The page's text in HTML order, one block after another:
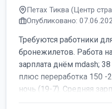
Петах Тиква (Центр
Опубликовано:
Требуются работники
бронежилетов. Работа
зарплата днём mdash;
плюс переработка 150
ночь (19-7). Средняя